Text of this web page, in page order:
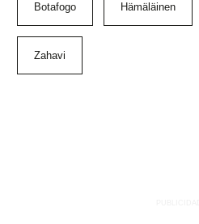
Botafogo Hämäläinen
Zahavi